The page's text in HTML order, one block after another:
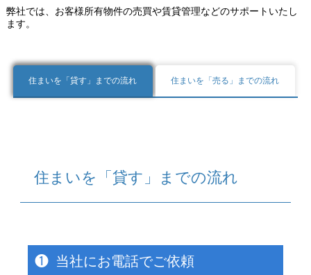
弊社では、お客様所有物件の売買や賃貸管理などのサポートいたし
ます。
住まいを「貸す」までの流れ 住まいを「売る」までの流れ
住まいを「貸す」までの流れ
❶ 当社にお電話でご依頼